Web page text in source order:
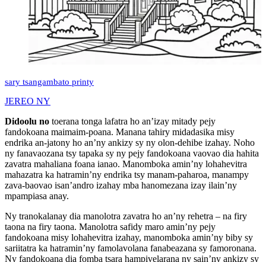
sary tsangambato printy
JEREO NY
Didoolu no toerana tonga lafatra ho an’izay mitady pejy
fandokoana maimaim-poana. Manana tahiry midadasika misy
endrika an-jatony ho an’ny ankizy sy ny olon-dehibe izahay. Noho
ny fanavaozana tsy tapaka sy ny pejy fandokoana vaovao dia hahita
zavatra mahaliana foana ianao. Manomboka amin’ny lohahevitra
mahazatra ka hatramin’ny endrika tsy manam-paharoa, manampy
zava-baovao isan’andro izahay mba hanomezana izay ilain’ny
mpampiasa anay.
Ny tranokalanay dia manolotra zavatra ho an’ny rehetra – na firy
taona na firy taona. Manolotra safidy maro amin’ny pejy
fandokoana misy lohahevitra izahay, manomboka amin’ny biby sy
sariitatra ka hatramin’ny famolavolana fanabeazana sy famoronana.
Ny fandokoana dia fomba tsara hampivelarana ny sain’ny ankizy sy